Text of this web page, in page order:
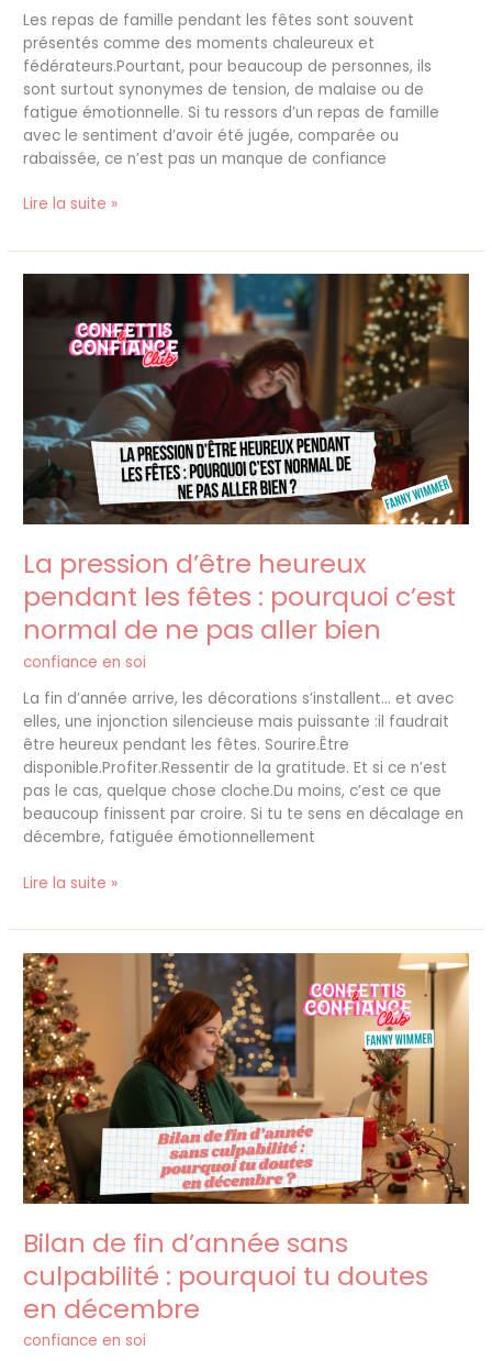
Les repas de famille pendant les fêtes sont souvent
présentés comme des moments chaleureux et
fédérateurs.Pourtant, pour beaucoup de personnes, ils
sont surtout synonymes de tension, de malaise ou de
fatigue émotionnelle. Si tu ressors d’un repas de famille
avec le sentiment d’avoir été jugée, comparée ou
rabaissée, ce n’est pas un manque de confiance
Lire la suite »
La pression d’être heureux
pendant les fêtes : pourquoi c’est
normal de ne pas aller bien
confiance en soi
La fin d’année arrive, les décorations s’installent… et avec
elles, une injonction silencieuse mais puissante :il faudrait
être heureux pendant les fêtes. Sourire.Être
disponible.Profiter.Ressentir de la gratitude. Et si ce n’est
pas le cas, quelque chose cloche.Du moins, c’est ce que
beaucoup finissent par croire. Si tu te sens en décalage en
décembre, fatiguée émotionnellement
pression
heureux
fêtes
:
pourquoi
c’est
normal
ne
aller
bien
Lire la suite »
Bilan de fin d’année sans
culpabilité : pourquoi tu doutes
en décembre
confiance en soi
Bilan
de
fin
d’année
sans
culpabilité
:
pourquoi
tu
doutes
en